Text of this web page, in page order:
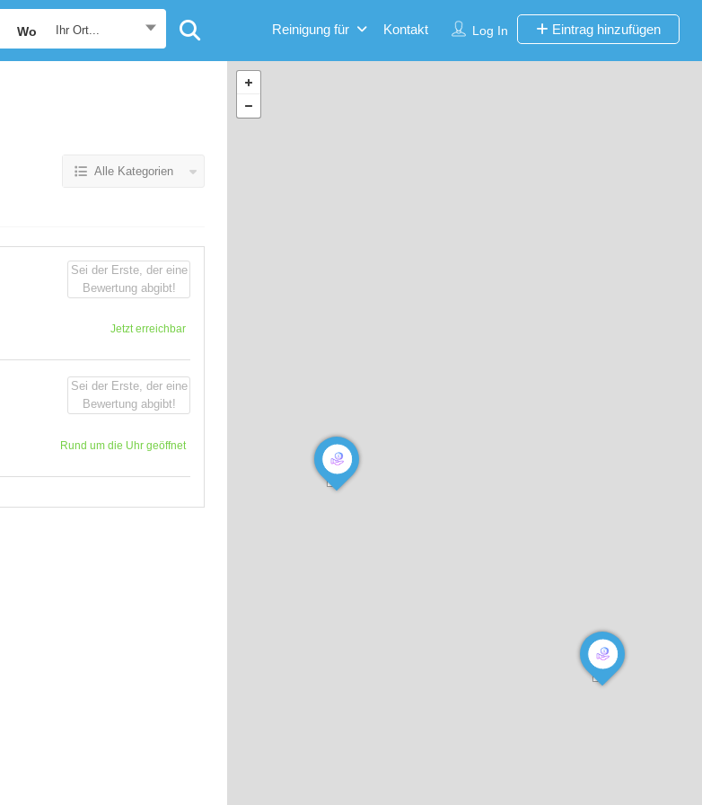
Wo Ihr Ort... Log In Eintrag hinzufügen
Reinigung für Kontakt
Alle Kategorien
Jetzt erreichbar
Sei der Erste, der eine
Bewertung abgibt!
Rund um die Uhr geöffnet
Sei der Erste, der eine
Bewertung abgibt!